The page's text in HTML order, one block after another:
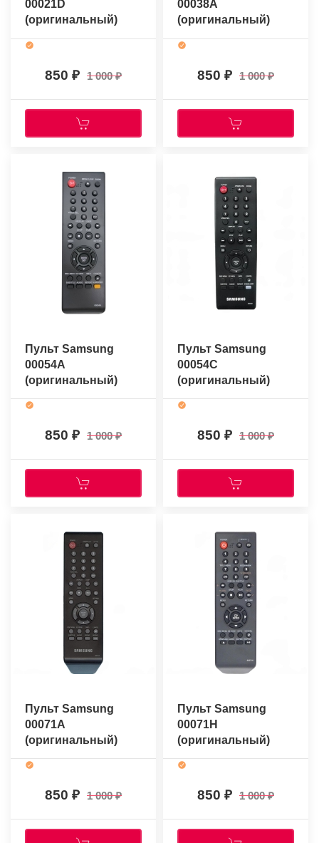
00021D
(оригинальный)
850 1 000
00038A
(оригинальный)
850 1 000
Пульт Samsung
00054A
(оригинальный)
850 1 000
Пульт Samsung
00054C
(оригинальный)
850 1 000
Пульт Samsung
00071A
(оригинальный)
850 1 000
Пульт Samsung
00071H
(оригинальный)
850 1 000